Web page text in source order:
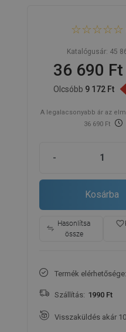
zuhanykészlet
71140200-00
Katalógusár: 45
36 690
Olcsóbb 9 172 Ft
A legalacsonyabb ár az
36 690 Ft
-
Kosárba
Hasonlítsa
össze
favorite_border
Termék elérhetősége:
Szállítás: 1990 Ft
Visszaküldés akár